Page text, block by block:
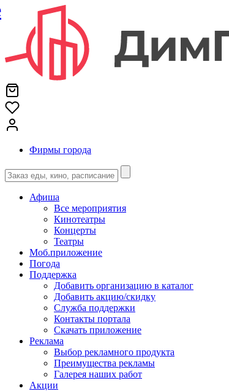
Фирмы города
Афиша
Все мероприятия
Кинотеатры
Концерты
Театры
Моб.приложение
Погода
Поддержка
Добавить организацию в каталог
Добавить акцию/скидку
Служба поддержки
Контакты портала
Скачать приложение
Реклама
Выбор рекламного продукта
Преимущества рекламы
Галерея наших работ
Акции